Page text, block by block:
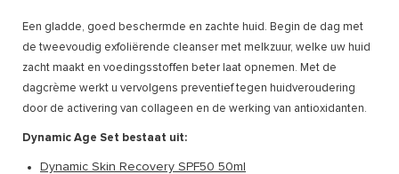
Een gladde, goed beschermde en zachte huid. Begin de dag met
de tweevoudig exfoliërende cleanser met melkzuur, welke uw huid
zacht maakt en voedingsstoffen beter laat opnemen. Met de
dagcrème werkt u vervolgens preventief tegen huidveroudering
door de activering van collageen en de werking van antioxidanten.
Dynamic Age Set bestaat uit:
Dynamic Skin Recovery SPF50 50ml